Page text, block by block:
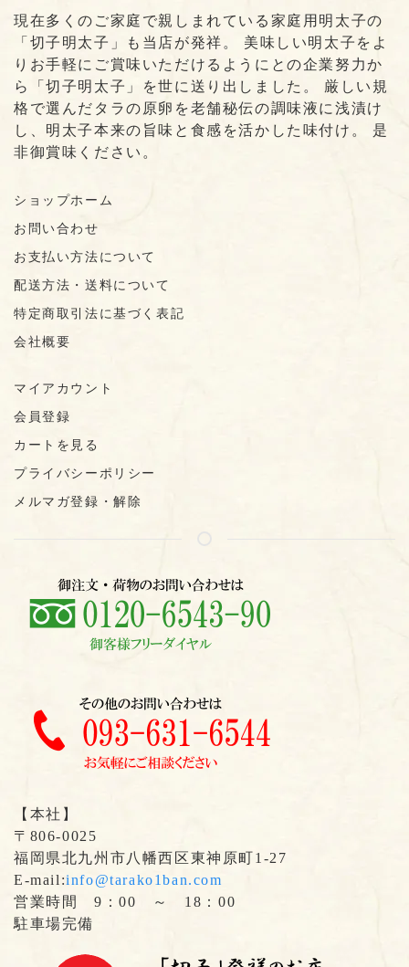
現在多くのご家庭で親しまれている家庭用明太子の
「切子明太子」も当店が発祥。 美味しい明太子をよ
りお手軽にご賞味いただけるようにとの企業努力か
ら「切子明太子」を世に送り出しました。 厳しい規
格で選んだタラの原卵を老舗秘伝の調味液に浅漬け
し、明太子本来の旨味と食感を活かした味付け。 是
非御賞味ください。
ショップホーム
お問い合わせ
お支払い方法について
配送方法・送料について
特定商取引法に基づく表記
会社概要
マイアカウント
会員登録
カートを見る
プライバシーポリシー
メルマガ登録・解除
【本社】
〒806-0025
福岡県北九州市八幡西区東神原町1-27
E-mail:info@tarako1ban.com
営業時間 9：00 ～ 18：00
駐車場完備